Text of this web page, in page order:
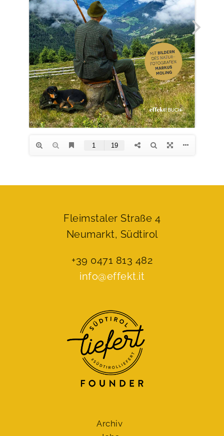
Fleimstaler Straße 4
Neumarkt, Südtirol
+39 0471 813 482
info@effekt.it
Archiv